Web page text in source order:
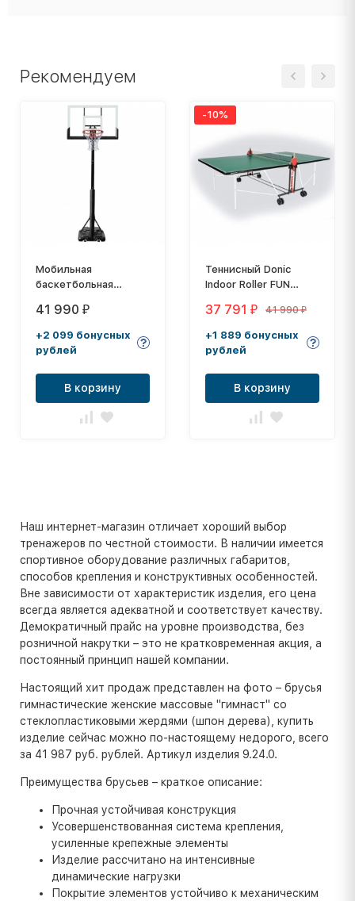
Рекомендуем
Мобильная
баскетбольная
STAND56P
41 990 ₽
+2 099 бонусных
рублей
В корзину
-10%
Теннисный Donic
Indoor Roller FUN
37 791 ₽ 41 990₽
+1 889 бонусных
рублей
В корзину
Наш интернет-магазин отличает хороший выбор
тренажеров по честной стоимости. В наличии имеется
спортивное оборудование различных габаритов,
способов крепления и конструктивных особенностей.
Вне зависимости от характеристик изделия, его цена
всегда является адекватной и соответствует качеству.
Демократичный прайс на уровне производства, без
розничной накрутки – это не кратковременная акция, а
постоянный принцип нашей компании.
Настоящий хит продаж представлен на фото – брусья
гимнастические женские массовые "гимнаст" со
стеклопластиковыми жердями (шпон дерева), купить
изделие сейчас можно по-настоящему недорого, всего
за 41 987 руб. рублей. Артикул изделия 9.24.0.
Преимущества брусьев – краткое описание:
Прочная устойчивая конструкция
Усовершенствованная система крепления,
усиленные крепежные элементы
Изделие рассчитано на интенсивные
динамические нагрузки
Покрытие элементов устойчиво к механическим